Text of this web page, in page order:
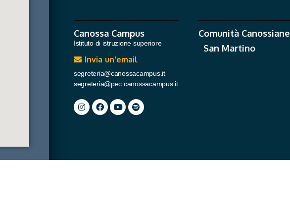
Canossa Campus
Istituto di istruzione superiore
Invia un'email
segreteria@canossacampus.it
segreteria@pec.canossacampus.it
Comunità Canossiane
San Martino